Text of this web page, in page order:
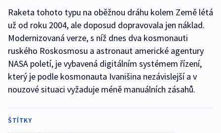
Raketa tohoto typu na oběžnou dráhu kolem Země létá
už od roku 2004, ale doposud dopravovala jen náklad.
Modernizovaná verze, s níž dnes dva kosmonauti
ruského Roskosmosu a astronaut americké agentury
NASA poletí, je vybavená digitálním systémem řízení,
který je podle kosmonauta Ivanišina nezávislejší a v
nouzové situaci vyžaduje méně manuálních zásahů.
ŠTÍTKY